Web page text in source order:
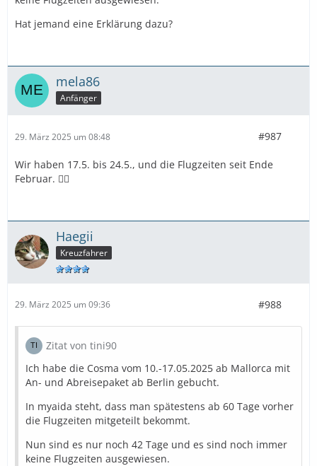
Hat jemand eine Erklärung dazu?
mela86
Anfänger
29. März 2025 um 08:48 #987
Wir haben 17.5. bis 24.5., und die Flugzeiten seit Ende
Februar. 🤷‍♀️
Haegii
Kreuzfahrer
29. März 2025 um 09:36 #988
Zitat von tini90
Ich habe die Cosma vom 10.-17.05.2025 ab Mallorca mit
An- und Abreisepaket ab Berlin gebucht.
In myaida steht, dass man spätestens ab 60 Tage vorher
die Flugzeiten mitgeteilt bekommt.
Nun sind es nur noch 42 Tage und es sind noch immer
keine Flugzeiten ausgewiesen.